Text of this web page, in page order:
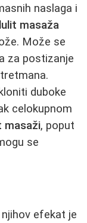
naslaga i
masaža
Može se
za postizanje
duboke
celokupnom
masaži, poput
se
efekat je